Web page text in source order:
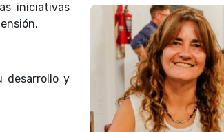
iniciativas
desarrollo y